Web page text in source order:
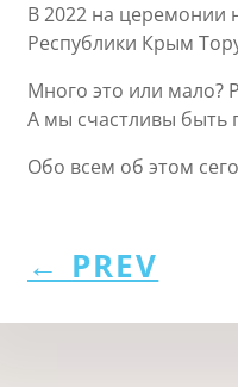
В 2022 на церемонии
Республики Крым
Много это или мало?
А мы счастливы быть
Обо всем об этом
← PREV